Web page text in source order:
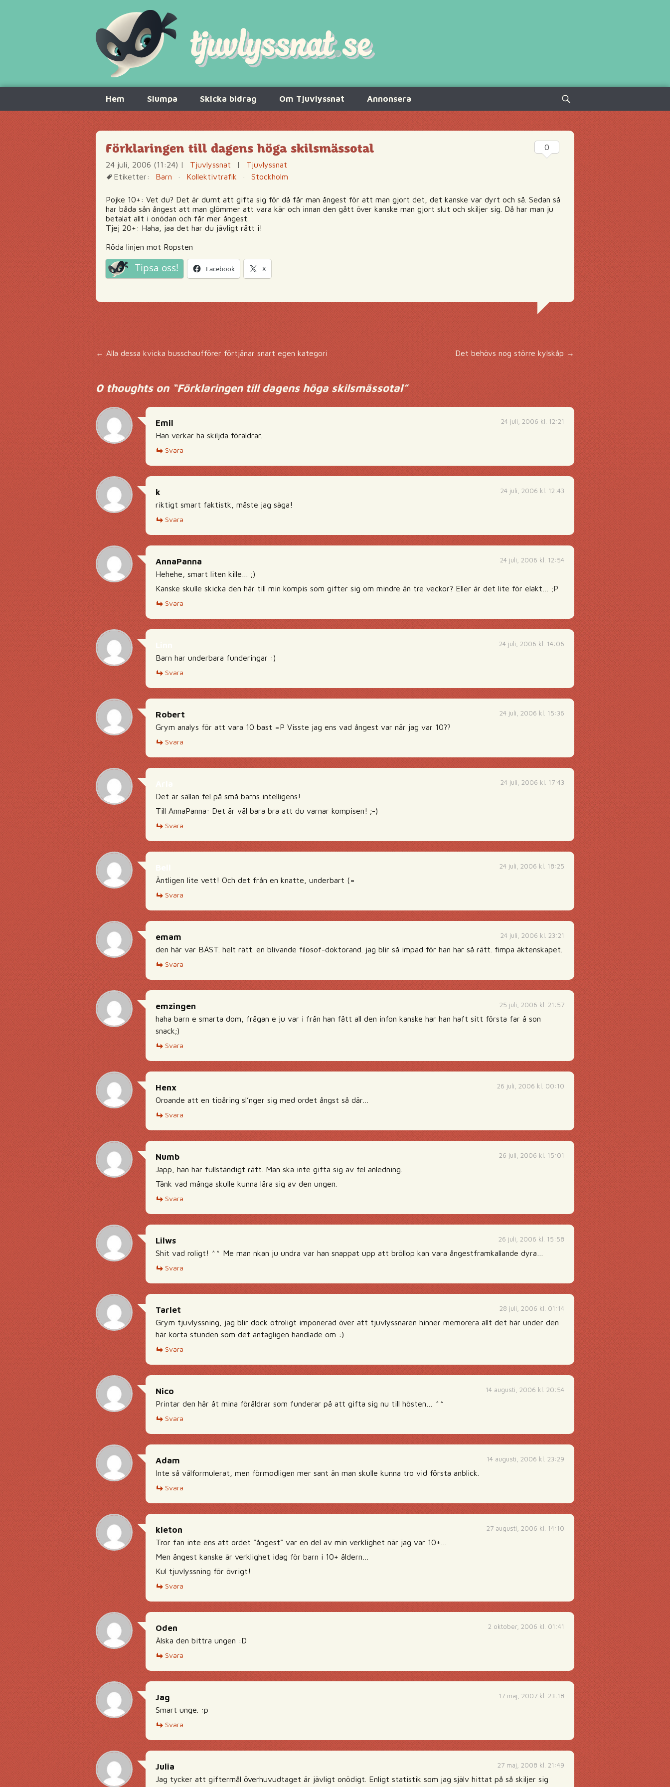
innehåll
Hem Slumpa Skicka bidrag Om Tjuvlyssnat Annonsera
Sök
efter:
Förklaringen till dagens höga skilsmässotal
24 juli, 2006 (11:24) | Tjuvlyssnat |
Tjuvlyssnat
Etiketter:
Barn · Kollektivtrafik · Stockholm
Pojke 10+: Vet du? Det är dumt att gifta sig för då får man ångest för att man gjort det, det kanske var dyrt och så. Sedan så
har båda sån ångest att man glömmer att vara kär och innan den gått över kanske man gjort slut och skiljer sig. Då har man ju
betalat allt i onödan och får mer ångest.
Tjej 20+: Haha, jaa det har du jävligt rätt i!
Röda linjen mot Ropsten
Tipsa oss! Facebook X
0
Inläggsnavigering
←Alla dessa kvicka busschaufförer förtjänar snart egen kategori Det behövs nog större kylskåp →
0 thoughts on “Förklaringen till dagens höga skilsmässotal”
24 juli, 2006 kl. 12:21
Emil
Han verkar ha skiljda föräldrar.
Svara
24 juli, 2006 kl. 12:43
k
riktigt smart faktistk, måste jag säga!
Svara
24 juli, 2006 kl. 12:54
AnnaPanna
Hehehe, smart liten kille… ;)
Kanske skulle skicka den här till min kompis som gifter sig om mindre än tre veckor? Eller är det lite för elakt… ;P
Svara
24 juli, 2006 kl. 14:06
Barn har underbara funderingar :)
Svara
24 juli, 2006 kl. 15:36
Robert
Grym analys för att vara 10 bast =P Visste jag ens vad ångest var när jag var 10??
Svara
24 juli, 2006 kl. 17:43
Det är sällan fel på små barns intelligens!
Till AnnaPanna: Det är väl bara bra att du varnar kompisen! ;-)
Svara
24 juli, 2006 kl. 18:25
Äntligen lite vett! Och det från en knatte, underbart (=
Svara
24 juli, 2006 kl. 23:21
emam
den här var BÄST. helt rätt. en blivande filosof-doktorand. jag blir så impad för han har så rätt. fimpa äktenskapet.
Svara
25 juli, 2006 kl. 21:57
emzingen
haha barn e smarta dom, frågan e ju var i från han fått all den infon kanske har han haft sitt första far å son
snack;)
Svara
26 juli, 2006 kl. 00:10
Henx
Oroande att en tioåring sl’nger sig med ordet ångst så där…
Svara
26 juli, 2006 kl. 15:01
Numb
Japp, han har fullständigt rätt. Man ska inte gifta sig av fel anledning.
Tänk vad många skulle kunna lära sig av den ungen.
Svara
26 juli, 2006 kl. 15:58
Lilws
Shit vad roligt! ^^ Me man nkan ju undra var han snappat upp att bröllop kan vara ångestframkallande dyra…
Svara
28 juli, 2006 kl. 01:14
Tarlet
Grym tjuvlyssning, jag blir dock otroligt imponerad över att tjuvlyssnaren hinner memorera allt det här under den
här korta stunden som det antagligen handlade om :)
Svara
14 augusti, 2006 kl. 20:54
Nico
Printar den här åt mina föräldrar som funderar på att gifta sig nu till hösten… ^^
Svara
14 augusti, 2006 kl. 23:29
Adam
Inte så välformulerat, men förmodligen mer sant än man skulle kunna tro vid första anblick.
Svara
27 augusti, 2006 kl. 14:10
kleton
Tror fan inte ens att ordet ”ångest” var en del av min verklighet när jag var 10+…
Men ångest kanske är verklighet idag för barn i 10+ åldern…
Kul tjuvlyssning för övrigt!
Svara
2 oktober, 2006 kl. 01:41
Oden
Älska den bittra ungen :D
Svara
17 maj, 2007 kl. 23:18
Jag
Smart unge. :p
Svara
27 maj, 2008 kl. 21:49
Julia
Jag tycker att giftermål överhuvudtaget är jävligt onödigt. Enligt statistik som jag själv hittat på så skiljer sig